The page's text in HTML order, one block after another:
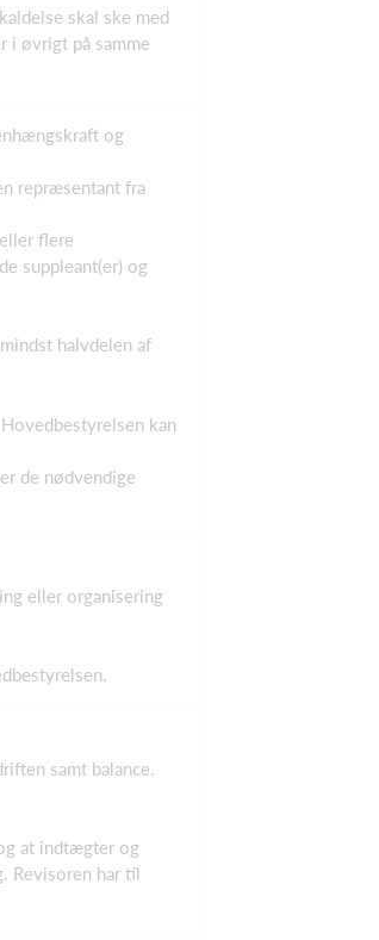
skal ske med
i øvrigt på samme
og
repræsentant fra
flere
suppleant(er) og
halvdelen af
kan
de nødvendige
eller organisering
samt balance.
at indtægter og
Revisoren har til